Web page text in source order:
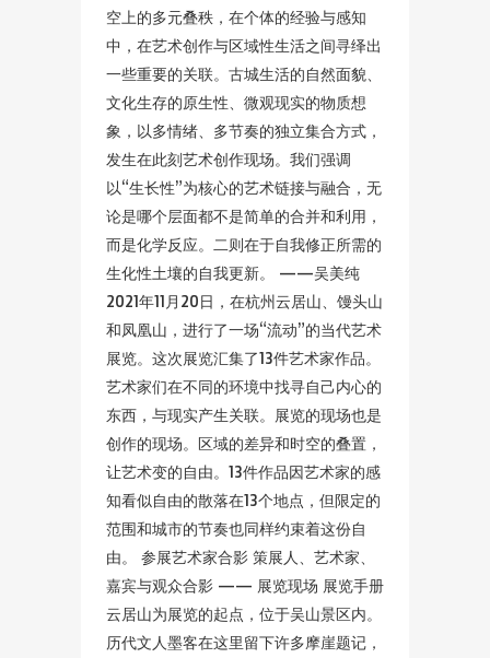
空上的多元叠秩，在个体的经验与感知
中，在艺术创作与区域性生活之间寻绎出
一些重要的关联。古城生活的自然面貌、
文化生存的原生性、微观现实的物质想
象，以多情绪、多节奏的独立集合方式，
发生在此刻艺术创作现场。我们强调
以“生长性”为核心的艺术链接与融合，无
论是哪个层面都不是简单的合并和利用，
而是化学反应。二则在于自我修正所需的
生化性土壤的自我更新。 ——吴美纯
2021年11月20日，在杭州云居山、馒头山
和凤凰山，进行了一场“流动”的当代艺术
展览。这次展览汇集了13件艺术家作品。
艺术家们在不同的环境中找寻自己内心的
东西，与现实产生关联。展览的现场也是
创作的现场。区域的差异和时空的叠置，
让艺术变的自由。13件作品因艺术家的感
知看似自由的散落在13个地点，但限定的
范围和城市的节奏也同样约束着这份自
由。 参展艺术家合影 策展人、艺术家、
嘉宾与观众合影 —— 展览现场 展览手册
云居山为展览的起点，位于吴山景区内。
历代文人墨客在这里留下许多摩崖题记，